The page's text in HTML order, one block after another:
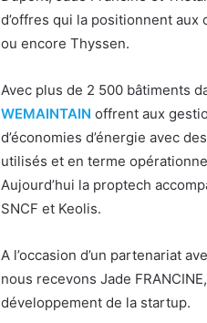
d’offres qui la positionnent aux
ou encore Thyssen.
Avec plus de 2 500 bâtiments
WEMAINTAIN offrent aux
d’économies d’énergie avec
utilisés et en terme
Aujourd’hui la proptech
SNCF et Keolis.
A l’occasion d’un partenariat
nous recevons Jade
développement de la startup.